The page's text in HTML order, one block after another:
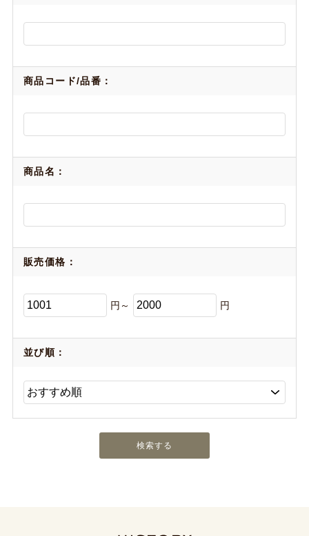
商品コード/品番：
商品名：
販売価格：
円～ 円
並び順：